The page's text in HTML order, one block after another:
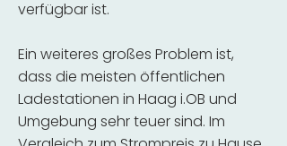
verfügbar ist.
Ein weiteres großes Problem ist,
dass die meisten öffentlichen
Ladestationen in Haag i.OB und
Umgebung sehr teuer sind. Im